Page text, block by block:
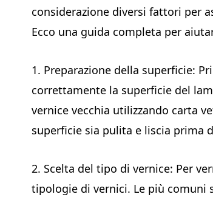
considerazione diversi fattori per
Ecco una guida completa per
1. Preparazione della superficie:
correttamente la superficie del
vernice vecchia utilizzando carta
superficie sia pulita e liscia prima
2. Scelta del tipo di vernice: Per
tipologie di vernici. Le più comuni